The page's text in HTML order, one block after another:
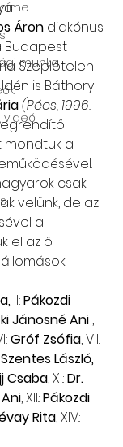
munka
videó
Áron diakónus
Budapest-
Szeplőtelen
is Báthory
(Pécs, 1996.
mondtuk a
csak
velünk, de az
a
el az ő
II.: Pákozdi
Jánosné Ani ,
Gróf Zsófia, VII.:
Szentes László,
Csaba, XI.: Dr.
, XII.: Pákozdi
Rita, XIV.: